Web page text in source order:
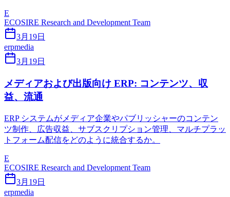
E
ECOSIRE Research and Development Team
3月19日
erpmedia
3月19日
メディアおよび出版向け ERP: コンテンツ、収
益、流通
ERP システムがメディア企業やパブリッシャーのコンテン
ツ制作、広告収益、サブスクリプション管理、マルチプラッ
トフォーム配信をどのように統合するか。
E
ECOSIRE Research and Development Team
3月19日
erpmedia